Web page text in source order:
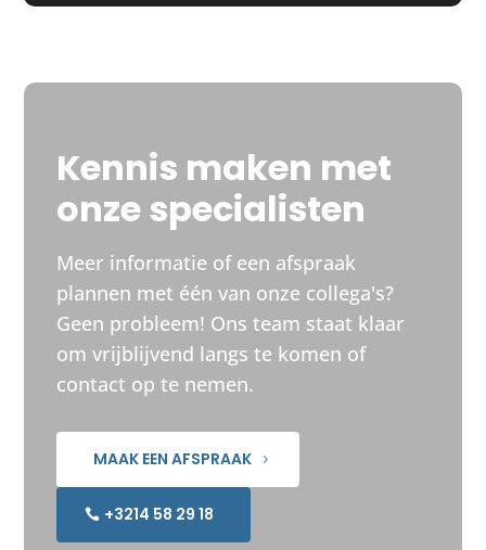
Kennis maken met
onze specialisten
Meer informatie of een afspraak
plannen met één van onze collega's?
Geen probleem! Ons team staat klaar
om vrijblijvend langs te komen of
contact op te nemen.
MAAK EEN AFSPRAAK
+3214 58 29 18